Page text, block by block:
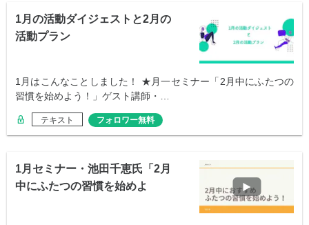
1月の活動ダイジェストと2月の
活動プラン
1月はこんなことしました！ ★月一セミナー「2月中にふたつの
習慣を始めよう！」ゲスト講師・…
テキスト フォロワー無料
1月セミナー・池田千恵氏「2月
中にふたつの習慣を始めよ